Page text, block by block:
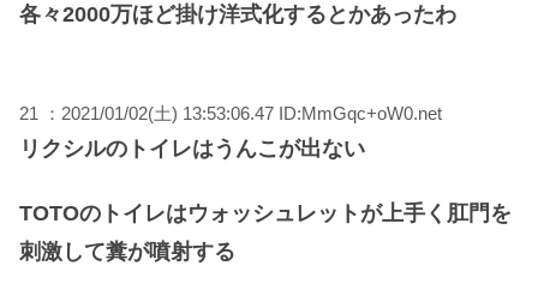
各々2000万ほど掛け洋式化するとかあったわ
21 ：2021/01/02(土) 13:53:06.47 ID:MmGqc+oW0.net
リクシルのトイレはうんこが出ない
TOTOのトイレはウォッシュレットが上手く肛門を
刺激して糞が噴射する